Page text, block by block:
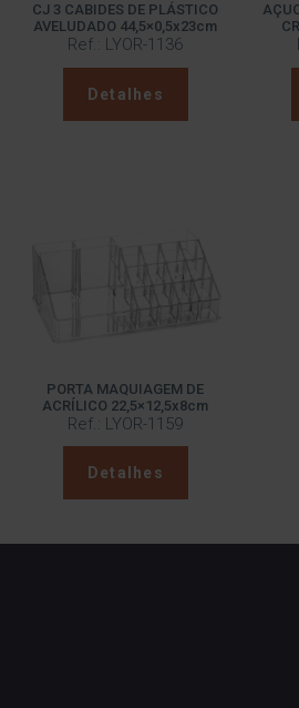
CJ 3 CABIDES DE PLÁSTICO
AVELUDADO 44,5×0,5x23cm
Ref.: LYOR-1136
Detalhes
PORTA MAQUIAGEM DE
ACRÍLICO 22,5×12,5x8cm
Ref.: LYOR-1159
Detalhes